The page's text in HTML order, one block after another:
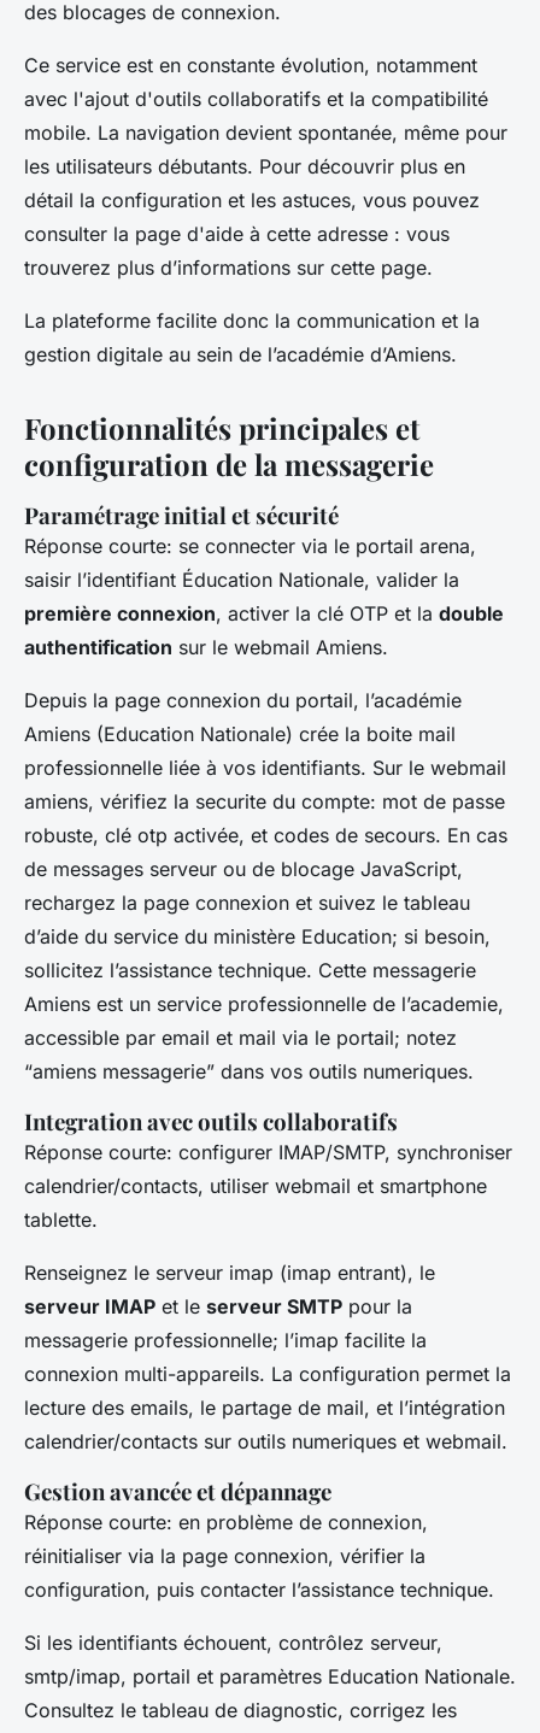
des blocages de connexion.
Ce service est en constante évolution, notamment
avec l'ajout d'outils collaboratifs et la compatibilité
mobile. La navigation devient spontanée, même pour
les utilisateurs débutants. Pour découvrir plus en
détail la configuration et les astuces, vous pouvez
consulter la page d'aide à cette adresse : vous
trouverez plus d’informations sur cette page.
La plateforme facilite donc la communication et la
gestion digitale au sein de l’académie d’Amiens.
Fonctionnalités principales et
configuration de la messagerie
Paramétrage initial et sécurité
Réponse courte: se connecter via le portail arena,
saisir l’identifiant Éducation Nationale, valider la
première connexion, activer la clé OTP et la double
authentification sur le webmail Amiens.
Depuis la page connexion du portail, l’académie
Amiens (Education Nationale) crée la boite mail
professionnelle liée à vos identifiants. Sur le webmail
amiens, vérifiez la securite du compte: mot de passe
robuste, clé otp activée, et codes de secours. En cas
de messages serveur ou de blocage JavaScript,
rechargez la page connexion et suivez le tableau
d’aide du service du ministère Education; si besoin,
sollicitez l’assistance technique. Cette messagerie
Amiens est un service professionnelle de l’academie,
accessible par email et mail via le portail; notez
“amiens messagerie” dans vos outils numeriques.
Integration avec outils collaboratifs
Réponse courte: configurer IMAP/SMTP, synchroniser
calendrier/contacts, utiliser webmail et smartphone
tablette.
Renseignez le serveur imap (imap entrant), le
serveur IMAP et le serveur SMTP pour la
messagerie professionnelle; l’imap facilite la
connexion multi-appareils. La configuration permet la
lecture des emails, le partage de mail, et l’intégration
calendrier/contacts sur outils numeriques et webmail.
Gestion avancée et dépannage
Réponse courte: en problème de connexion,
réinitialiser via la page connexion, vérifier la
configuration, puis contacter l’assistance technique.
Si les identifiants échouent, contrôlez serveur,
smtp/imap, portail et paramètres Education Nationale.
Consultez le tableau de diagnostic, corrigez les